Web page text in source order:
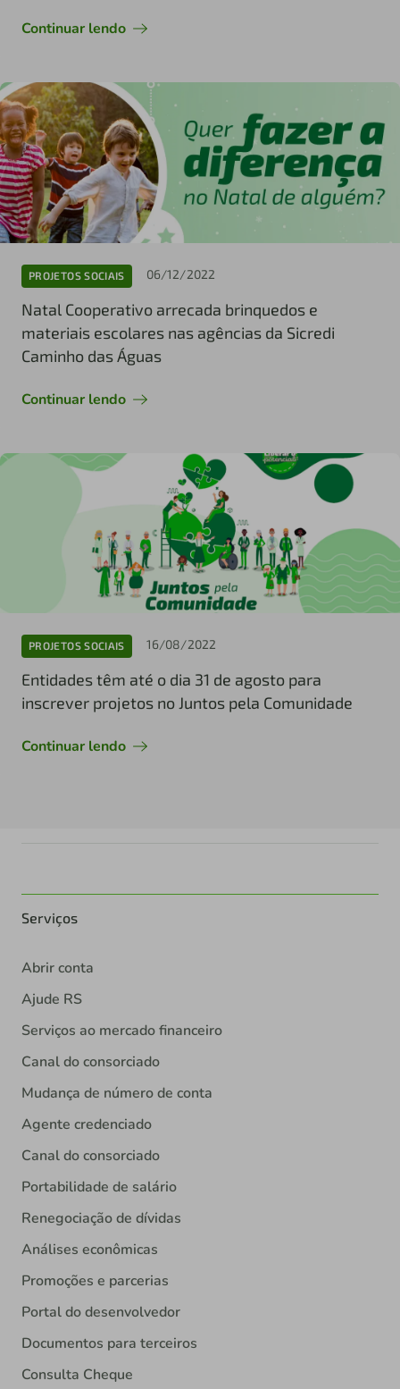
Continuar lendo
PROJETOS SOCIAIS 06/12/2022
Natal Cooperativo arrecada brinquedos e
materiais escolares nas agências da Sicredi
Caminho das Águas
Continuar lendo
PROJETOS SOCIAIS 16/08/2022
Entidades têm até o dia 31 de agosto para
inscrever projetos no Juntos pela Comunidade
Continuar lendo
Serviços
Abrir conta
Ajude RS
Serviços ao mercado financeiro
Canal do consorciado
Mudança de número de conta
Agente credenciado
Canal do consorciado
Portabilidade de salário
Renegociação de dívidas
Análises econômicas
Promoções e parcerias
Portal do desenvolvedor
Documentos para terceiros
Consulta Cheque